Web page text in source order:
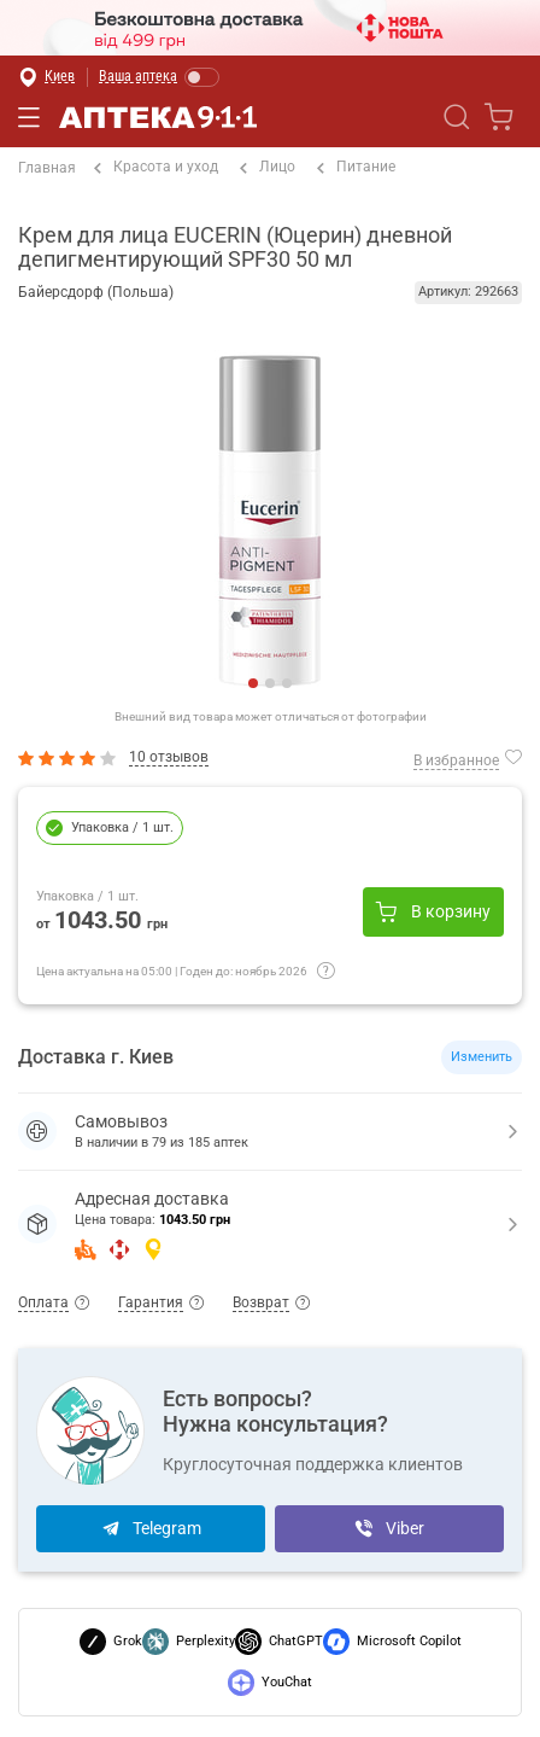
Киев Ваша аптека
Главная Красота и уход Лицо Питание
Крем для лица EUCERIN (Юцерин) дневной
депигментирующий SPF30 50 мл
Байерсдорф (Польша) Артикул: 292663
Внешний вид товара может отличаться от фотографии
10 отзывов В избранное
Упаковка / 1 шт.
Упаковка / 1 шт.
от 1043.50 грн
В корзину
Цена актуальна на05:00 | Годен до:ноябрь 2026
Доставка г. Киев Изменить
Самовывоз
В наличии в 79 из 185 аптек
Адресная доставка
Цена товара: 1043.50 грн
Оплата Гарантия Возврат
Есть вопросы?
Нужна консультация?
Круглосуточная поддержка клиентов
Telegram Viber
Grok Perplexity ChatGPT Microsoft Copilot
YouChat